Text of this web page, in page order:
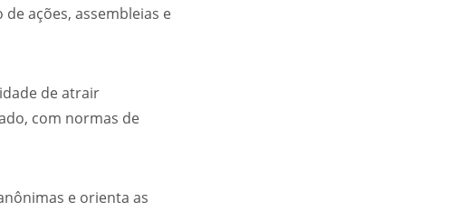
ações, assembleias e
de atrair
com normas de
e orienta as